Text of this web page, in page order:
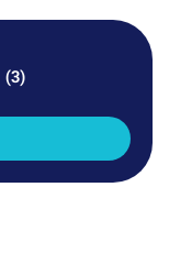
(3)